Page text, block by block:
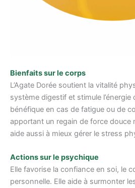
Bienfaits sur le corps
L’Agate Dorée soutient la vitalité
système digestif et stimule l’énergie
bénéfique en cas de fatigue ou de
apportant un regain de force douce
aide aussi à mieux gérer le stress
Actions sur le psychique
Elle favorise la confiance en soi, le
personnelle. Elle aide à surmonter